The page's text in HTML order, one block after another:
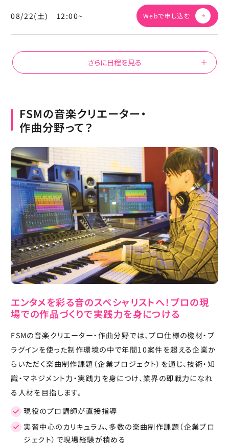
08/22(土) 12:00~ Webで申し込む
さらに日程を見る
FSMの音楽クリエーター・
作曲分野って？
エンタメを彩る音のスペシャリストへ！プロの現
場での作品づくりで実践力を身につける
FSMの音楽クリエーター・作曲分野では、プロ仕様の機材・プ
ラグインを使った制作環境の中で年間10案件を超える企業か
らいただく楽曲制作課題（企業プロジェクト）を通じ、技術・知
識・マネジメント力・実践力を身につけ、業界の即戦力になれ
る人材を目指します。
現役のプロ講師が直接指導
実習中心のカリキュラム、多数の楽曲制作課題（企業プロ
ジェクト）で現場経験が積める